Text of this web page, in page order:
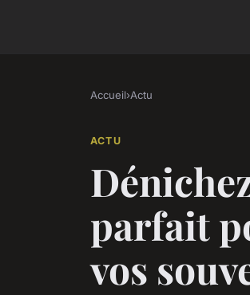
Accueil›Actu
ACTU
parfait
vos